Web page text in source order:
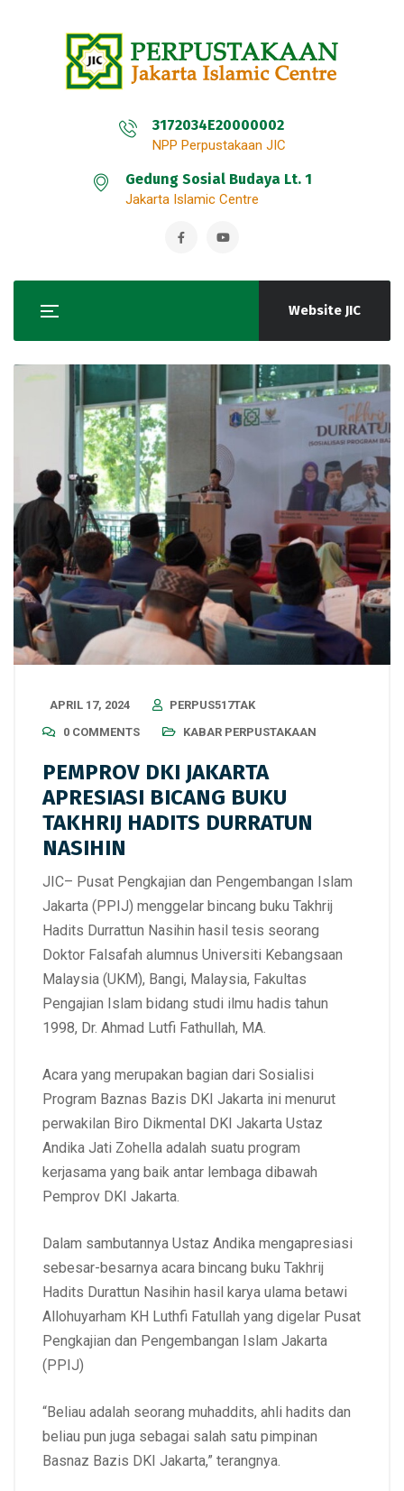
3172034E20000002
NPP Perpustakaan JIC
Gedung Sosial Budaya Lt. 1
Jakarta Islamic Centre
Website JIC
APRIL 17, 2024
PERPUS517TAK
0 COMMENTS
KABAR PERPUSTAKAAN
PEMPROV DKI JAKARTA
APRESIASI BICANG BUKU
TAKHRIJ HADITS DURRATUN
NASIHIN
JIC– Pusat Pengkajian dan Pengembangan Islam
Jakarta (PPIJ) menggelar bincang buku Takhrij
Hadits Durrattun Nasihin hasil tesis seorang
Doktor Falsafah alumnus Universiti Kebangsaan
Malaysia (UKM), Bangi, Malaysia, Fakultas
Pengajian Islam bidang studi ilmu hadis tahun
1998, Dr. Ahmad Lutfi Fathullah, MA.
Acara yang merupakan bagian dari Sosialisi
Program Baznas Bazis DKI Jakarta ini menurut
perwakilan Biro Dikmental DKI Jakarta Ustaz
Andika Jati Zohella adalah suatu program
kerjasama yang baik antar lembaga dibawah
Pemprov DKI Jakarta.
Dalam sambutannya Ustaz Andika mengapresiasi
sebesar-besarnya acara bincang buku Takhrij
Hadits Durattun Nasihin hasil karya ulama betawi
Allohuyarham KH Luthfi Fatullah yang digelar Pusat
Pengkajian dan Pengembangan Islam Jakarta
(PPIJ)
“Beliau adalah seorang muhaddits, ahli hadits dan
beliau pun juga sebagai salah satu pimpinan
Basnaz Bazis DKI Jakarta,” terangnya.